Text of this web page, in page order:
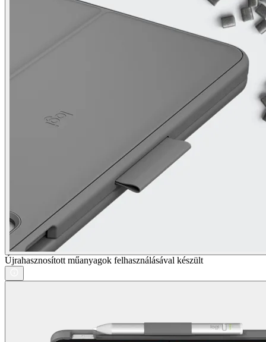
Újrahasznosított műanyagok felhasználásával készült